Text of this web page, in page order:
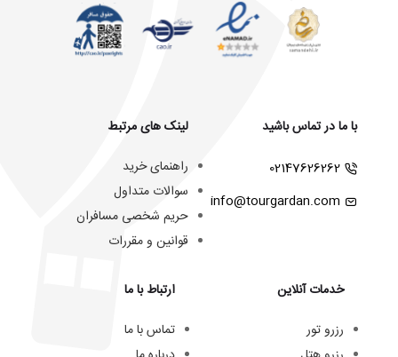
با ما در تماس باشید
02147626262
info@tourgardan.com
خدمات آنلاین
رزرو تور
لینک های مرتبط
راهنمای خرید
سوالات متداول
حریم شخصی مسافران
قوانین و مقررات
ارتباط با ما
تماس با ما